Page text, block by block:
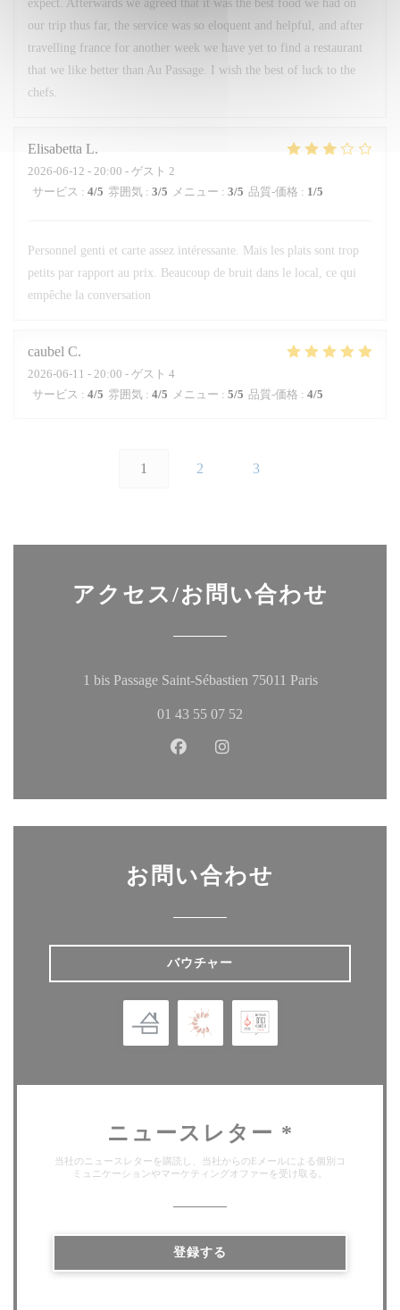
expect. Afterwards we agreed that it was the best food we had on
our trip thus far, the service was so eloquent and helpful, and after
travelling france for another week we have yet to find a restaurant
that we like better than Au Passage. I wish the best of luck to the
chefs.
Elisabetta L
2026-06-12 - 20:00 - ゲスト 2
サービス : 4/5 雰囲気 : 3/5 メニュー : 3/5 品質-価格 : 1/5
Personnel genti et carte assez intéressante. Mais les plats sont trop
petits par rapport au prix. Beaucoup de bruit dans le local, ce qui
empêche la conversation
caubel C
2026-06-11 - 20:00 - ゲスト 4
サービス : 4/5 雰囲気 : 4/5 メニュー : 5/5 品質-価格 : 4/5
1 2 3
アクセス/お問い合わせ
1 bis Passage Saint-Sébastien 75011 Paris((新しいウ
01 43 55 07 52
Facebook ((新しいウィンドウ
お問い合わせ
バウチャー
ニュースレター *
当社のニュースレターを購読し、当社からのEメールによる個別コ
ミュニケーションやマーケティングオファーを受け取る。
登録する